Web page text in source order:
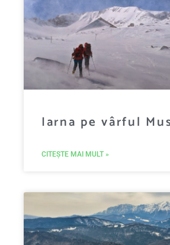
Iarna pe vârful
CITEȘTE MAI MULT »